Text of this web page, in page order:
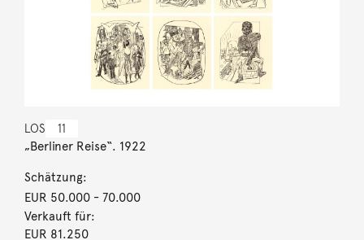
LOS 11
„Berliner Reise“. 1922
Schätzung:
EUR 50.000- 70.000
Verkauft für:
EUR 81.250